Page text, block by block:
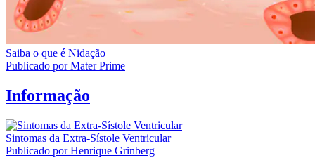
Saiba o que é Nidação
Publicado por Mater Prime
Informação
Sintomas da Extra-Sístole Ventricular
Publicado por Henrique Grinberg